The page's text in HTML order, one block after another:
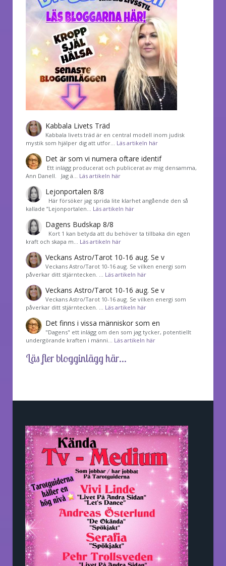
Kabbala Livets Träd
Kabbala livets träd är en central modell inom judisk
mystik som hjälper dig att utfor… Läs artikeln här
Det är som vi numera oftare identif
͏ Ett inlägg producerat och publicerat av mig densamma,
Ann Danell. Jag ä… Läs artikeln här
Lejonportalen 8/8
Här försöker jag sprida lite klarhet angående den så
kallade ”Lejonportalen… Läs artikeln här
Dagens Budskap 8/8
Kort 1 kan betyda att du behöver ta tillbaka din egen
kraft och skapa m… Läs artikeln här
Veckans Astro/Tarot 10-16 aug. Se v
Veckans Astro/Tarot 10-16 aug. Se vilken energi som
påverkar ditt stjärntecken. … Läs artikeln här
Veckans Astro/Tarot 10-16 aug. Se v
Veckans Astro/Tarot 10-16 aug. Se vilken energi som
påverkar ditt stjärntecken. … Läs artikeln här
Det finns i vissa människor som en
"Dagens" ett inlägg om den som jag tycker, potentiellt
undergörande kraften i männi… Läs artikeln här
Läs fler blogginlägg här...